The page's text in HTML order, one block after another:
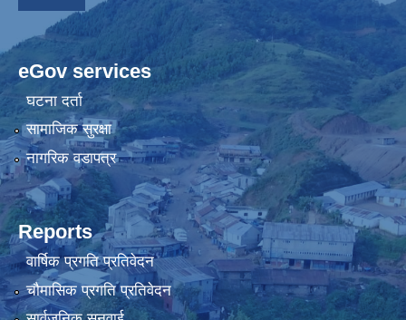
eGov services
घटना दर्ता
सामाजिक सुरक्षा
नागरिक वडापत्र
Reports
वार्षिक प्रगति प्रतिवेदन
चौमासिक प्रगति प्रतिवेदन